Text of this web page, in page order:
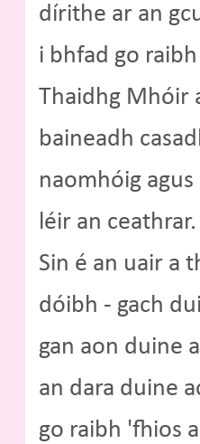
dírithe ar an
i bhfad go
Thaidhg Mhóir
baineadh
naomhóig
léir an ceathrar.
Sin é an uair a
dóibh - gach
gan aon duine
an dara duine
go raibh 'fhios